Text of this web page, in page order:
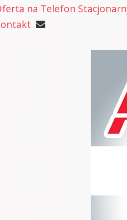
na Telefon